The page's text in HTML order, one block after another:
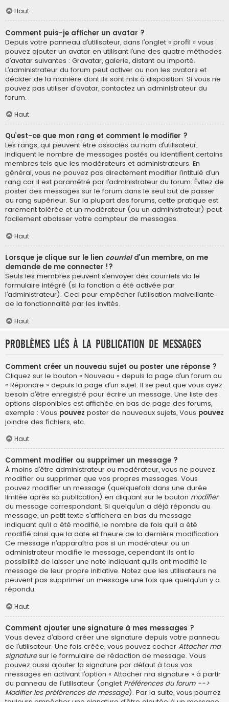
Haut
Comment puis-je afficher un avatar ?
Depuis votre panneau d’utilisateur, dans l’onglet « profil » vous
pouvez ajouter un avatar en utilisant l’une des quatre méthodes
d’avatar suivantes : Gravatar, galerie, distant ou importé.
L’administrateur du forum peut activer ou non les avatars et
décider de la manière dont ils sont mis à disposition. Si vous ne
pouvez pas utiliser d’avatar, contactez un administrateur du
forum.
Haut
Qu’est-ce que mon rang et comment le modifier ?
Les rangs, qui peuvent être associés au nom d’utilisateur,
indiquent le nombre de messages postés ou identifient certains
membres tels que les modérateurs et administrateurs. En
général, vous ne pouvez pas directement modifier l’intitulé d’un
rang car il est paramétré par l’administrateur du forum. Évitez de
poster des messages sur le forum dans le seul but de passer
au rang supérieur. Sur la plupart des forums, cette pratique est
rarement tolérée et un modérateur (ou un administrateur) peut
facilement abaisser votre compteur de messages.
Haut
Lorsque je clique sur le lien courrield’un membre, on me
demande de me connecter !?
Seuls les membres peuvent s’envoyer des courriels via le
formulaire intégré (si la fonction a été activée par
l’administrateur). Ceci pour empêcher l’utilisation malveillante
de la fonctionnalité par les invités.
Haut
Problèmes liés à la publication de messages
Comment créer un nouveau sujet ou poster une réponse ?
Cliquez sur le bouton « Nouveau » depuis la page d’un forum ou
« Répondre » depuis la page d’un sujet. Il se peut que vous ayez
besoin d’être enregistré pour écrire un message. Une liste des
options disponibles est affichée en bas de page des forums,
exemple : Vous pouvez poster de nouveaux sujets, Vous pouvez
joindre des fichiers, etc.
Haut
Comment modifier ou supprimer un message ?
À moins d’être administrateur ou modérateur, vous ne pouvez
modifier ou supprimer que vos propres messages. Vous
pouvez modifier un message (quelquefois dans une durée
limitée après sa publication) en cliquant sur le bouton modifier
du message correspondant. Si quelqu’un a déjà répondu au
message, un petit texte s’affichera en bas du message
indiquant qu’il a été modifié, le nombre de fois qu’il a été
modifié ainsi que la date et l’heure de la dernière modification.
Ce message n’apparaîtra pas si un modérateur ou un
administrateur modifie le message, cependant ils ont la
possibilité de laisser une note indiquant qu’ils ont modifié le
message de leur propre initiative. Notez que les utilisateurs ne
peuvent pas supprimer un message une fois que quelqu’un y a
répondu.
Haut
Comment ajouter une signature à mes messages ?
Vous devez d’abord créer une signature depuis votre panneau
de l’utilisateur. Une fois créée, vous pouvez cocher Attacher ma
signaturesur le formulaire de rédaction de message. Vous
pouvez aussi ajouter la signature par défaut à tous vos
messages en activant l’option « Attacher ma signature » à partir
du panneau de l’utilisateur (onglet Préférences du forum -->
Modifier les préférences de message). Par la suite, vous pourrez